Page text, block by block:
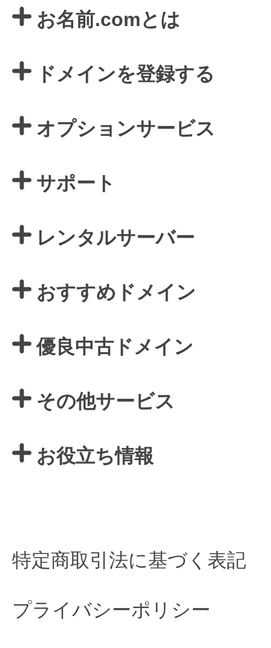
お名前.comとは
ドメインを登録する
オプションサービス
サポート
レンタルサーバー
おすすめドメイン
優良中古ドメイン
その他サービス
お役立ち情報
特定商取引法に基づく表記
プライバシーポリシー